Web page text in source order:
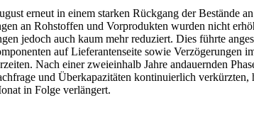
erneut in einem starken Rückgang der Bestände an
an Rohstoffen und Vorprodukten wurden nicht
jedoch auch kaum mehr reduziert. Dies führte
auf Lieferantenseite sowie Verzögerungen
Nach einer zweieinhalb Jahre andauernden
und Überkapazitäten kontinuierlich verkürzten,
in Folge verlängert.